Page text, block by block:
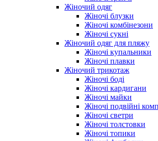
Жіночий одяг
Жіночі блузки
Жіночі комбінезони
Жіночі сукні
Жіночий одяг для пляжу
Жіночі купальники
Жіночі плавки
Жіночий трикотаж
Жіночі боді
Жіночі кардигани
Жіночі майки
Жіночі подвійні
Жіночі светри
Жіночі толстовки
Жіночі топики